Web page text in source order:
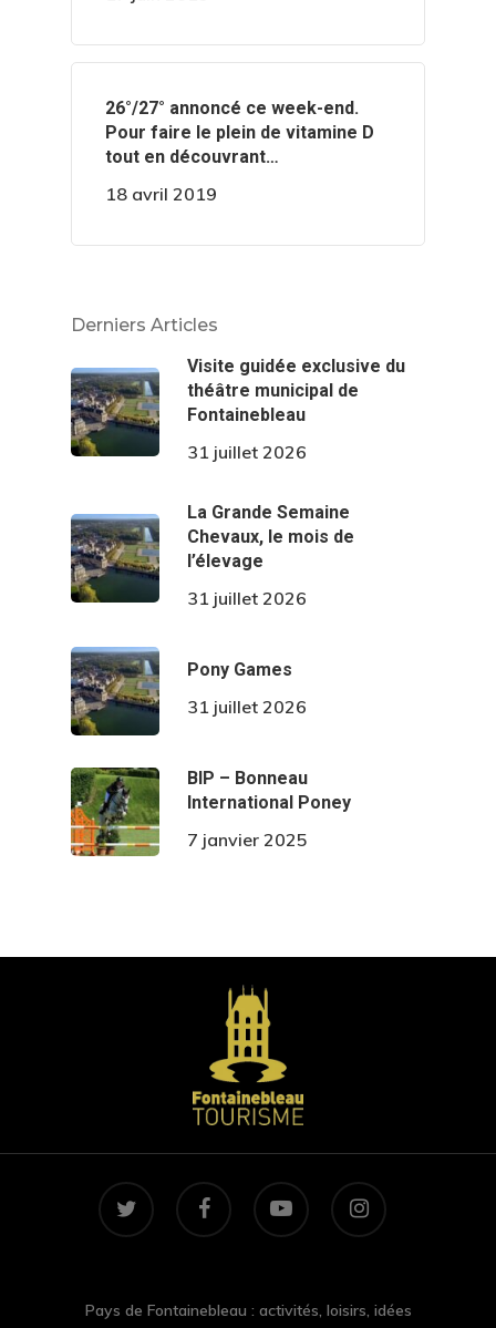
️️26°/27° annoncé ce week-end.
Pour faire le plein de vitamine D
tout en découvrant…
18 avril 2019
Derniers Articles
Visite guidée exclusive du
théâtre municipal de
Fontainebleau
31 juillet 2026
La Grande Semaine
Chevaux, le mois de
l’élevage
31 juillet 2026
Pony Games
31 juillet 2026
BIP – Bonneau
International Poney
7 janvier 2025
twitter facebook youtube instagram
Pays de Fontainebleau : activités, loisirs, idées